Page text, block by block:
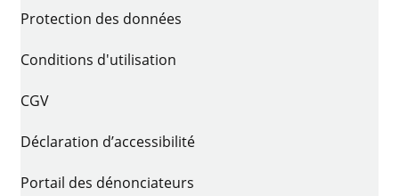
Protection des données
Conditions d'utilisation
CGV
Déclaration d’accessibilité
Portail des dénonciateurs